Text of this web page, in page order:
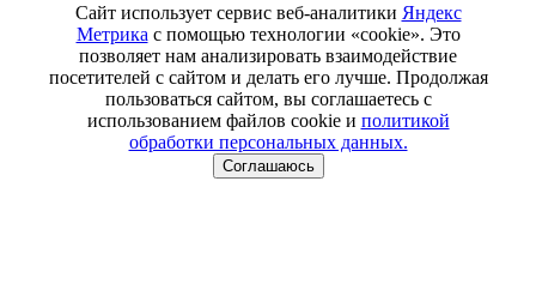
Сайт использует сервис веб-аналитики Яндекс
Метрика с помощью технологии «cookie». Это
позволяет нам анализировать взаимодействие
посетителей с сайтом и делать его лучше. Продолжая
пользоваться сайтом, вы соглашаетесь с
использованием файлов cookie и политикой
обработки персональных данных.
Соглашаюсь